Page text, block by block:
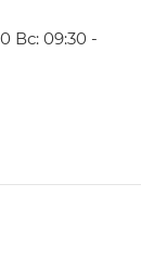
Вс: 09:30 -